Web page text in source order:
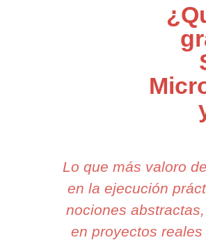
Lo que más valoro
en la ejecución
nociones
en proyectos